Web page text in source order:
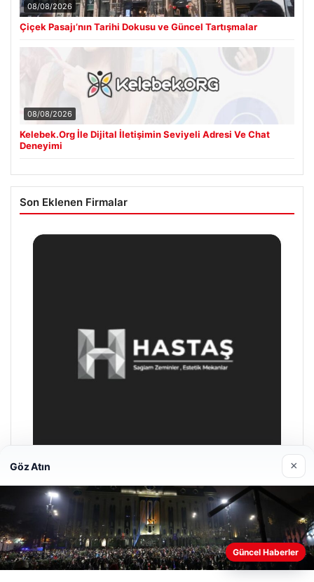
08/08/2026
Çiçek Pasajı’nın Tarihi Dokusu ve Güncel Tartışmalar
08/08/2026
Kelebek.Org İle Dijital İletişimin Seviyeli Adresi Ve Chat
Deneyimi
Son Eklenen Firmalar
Enes Kaplan Avukatlık Bürosu
28/04/2026
Web sitemizi nasıl kullandığınızı daha iyi anlayabilmek,
deneyiminizi kişiselleştirmek ve geliştirmek amacıyla çerezler
Göz Atın ×
Güncel Haberler